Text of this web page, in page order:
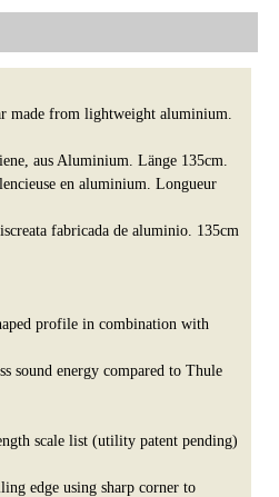
made from lightweight aluminium.
aus Aluminium. Länge 135cm.
en aluminium. Longueur
fabricada de aluminio. 135cm
profile in combination with
sound energy compared to Thule
scale list (utility patent pending)
edge using sharp corner to